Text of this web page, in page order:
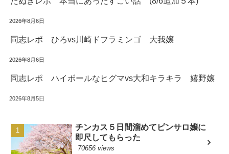
2026年8月6日
同志レポ ひろvs川崎ドフラミンゴ 大我嬢
2026年8月6日
同志レポ ハイボールなヒグマvs大和キラキラ 嬉野嬢
2026年8月5日
チンカス５日間溜めてピンサロ嬢に
即尺してもらった
70656 views